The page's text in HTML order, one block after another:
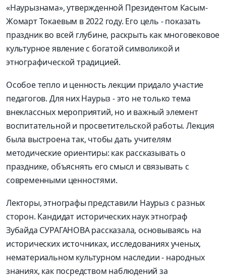
«Наурызнама», утвержденной Президентом Касым-
Жомарт Токаевым в 2022 году. Его цель - показать
праздник во всей глубине, раскрыть как многовековое
культурное явление с богатой символикой и
этнографической традицией.
Особое тепло и ценность лекции придало участие
педагогов. Для них Наурыз - это не только тема
внеклассных мероприятий, но и важный элемент
воспитательной и просветительской работы. Лекция
была выстроена так, чтобы дать учителям
методические ориентиры: как рассказывать о
празднике, объяснять его смысл и связывать с
современными ценностями.
Лекторы, этнографы представили Наурыз с разных
сторон. Кандидат исторических наук этнограф
Зубайда СУРАГАНОВА рассказала, основываясь на
исторических источниках, исследованиях ученых,
нематериальном культурном наследии - народных
знаниях, как посредством наблюдений за